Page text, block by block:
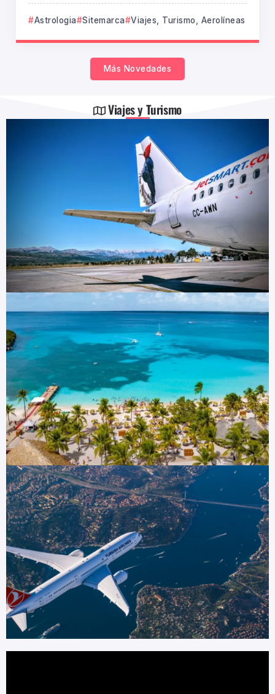
Astrologia Sitemarca Viajes, Turismo, Aerolíneas
Más Novedades
Viajes y Turismo